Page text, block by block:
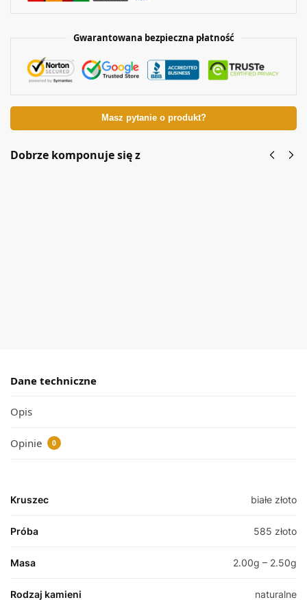
Gwarantowana bezpieczna płatność
Masz pytanie o produkt?
Dobrze komponuje się z
Dane techniczne
Opis
Opinie 0
Kruszec białe złoto
Próba 585 złoto
Masa 2.00g – 2.50g
Rodzaj kamieni naturalne